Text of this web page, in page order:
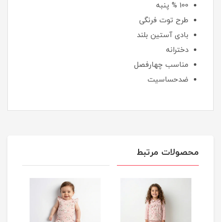
100 % پنبه
طرح توت فرنگی
بادی آستین بلند
دخترانه
مناسب چهارفصل
ضدحساسیت
محصولات مرتبط